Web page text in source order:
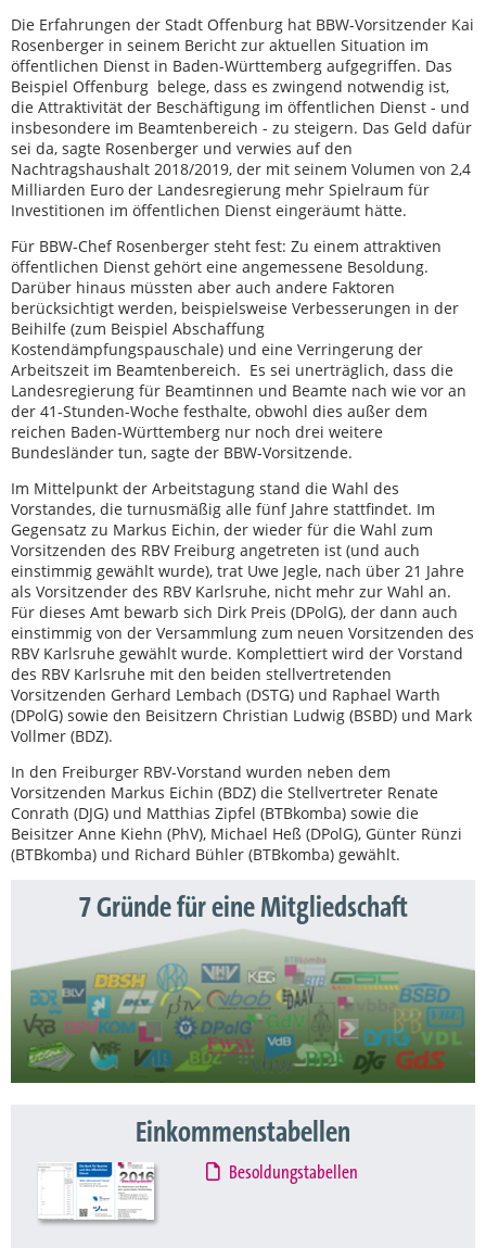
Die Erfahrungen der Stadt Offenburg hat BBW-Vorsitzender Kai
Rosenberger in seinem Bericht zur aktuellen Situation im
öffentlichen Dienst in Baden-Württemberg aufgegriffen. Das
Beispiel Offenburg belege, dass es zwingend notwendig ist,
die Attraktivität der Beschäftigung im öffentlichen Dienst - und
insbesondere im Beamtenbereich - zu steigern. Das Geld dafür
sei da, sagte Rosenberger und verwies auf den
Nachtragshaushalt 2018/2019, der mit seinem Volumen von 2,4
Milliarden Euro der Landesregierung mehr Spielraum für
Investitionen im öffentlichen Dienst eingeräumt hätte.
Für BBW-Chef Rosenberger steht fest: Zu einem attraktiven
öffentlichen Dienst gehört eine angemessene Besoldung.
Darüber hinaus müssten aber auch andere Faktoren
berücksichtigt werden, beispielsweise Verbesserungen in der
Beihilfe (zum Beispiel Abschaffung
Kostendämpfungspauschale) und eine Verringerung der
Arbeitszeit im Beamtenbereich. Es sei unerträglich, dass die
Landesregierung für Beamtinnen und Beamte nach wie vor an
der 41-Stunden-Woche festhalte, obwohl dies außer dem
reichen Baden-Württemberg nur noch drei weitere
Bundesländer tun, sagte der BBW-Vorsitzende.
Im Mittelpunkt der Arbeitstagung stand die Wahl des
Vorstandes, die turnusmäßig alle fünf Jahre stattfindet. Im
Gegensatz zu Markus Eichin, der wieder für die Wahl zum
Vorsitzenden des RBV Freiburg angetreten ist (und auch
einstimmig gewählt wurde), trat Uwe Jegle, nach über 21 Jahre
als Vorsitzender des RBV Karlsruhe, nicht mehr zur Wahl an.
Für dieses Amt bewarb sich Dirk Preis (DPolG), der dann auch
einstimmig von der Versammlung zum neuen Vorsitzenden des
RBV Karlsruhe gewählt wurde. Komplettiert wird der Vorstand
des RBV Karlsruhe mit den beiden stellvertretenden
Vorsitzenden Gerhard Lembach (DSTG) und Raphael Warth
(DPolG) sowie den Beisitzern Christian Ludwig (BSBD) und Mark
Vollmer (BDZ).
In den Freiburger RBV-Vorstand wurden neben dem
Vorsitzenden Markus Eichin (BDZ) die Stellvertreter Renate
Conrath (DJG) und Matthias Zipfel (BTBkomba) sowie die
Beisitzer Anne Kiehn (PhV), Michael Heß (DPolG), Günter Rünzi
(BTBkomba) und Richard Bühler (BTBkomba) gewählt.
7 Gründe für eine Mitgliedschaft
Einkommenstabellen
Besoldungstabellen